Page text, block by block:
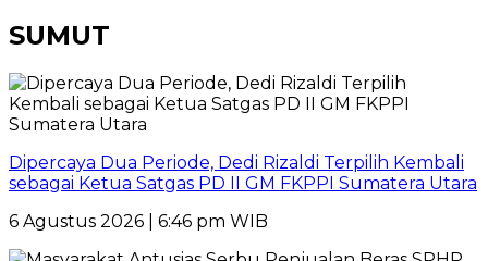
SUMUT
Dipercaya Dua Periode, Dedi Rizaldi Terpilih Kembali
sebagai Ketua Satgas PD II GM FKPPI Sumatera Utara
6 Agustus 2026 | 6:46 pm WIB